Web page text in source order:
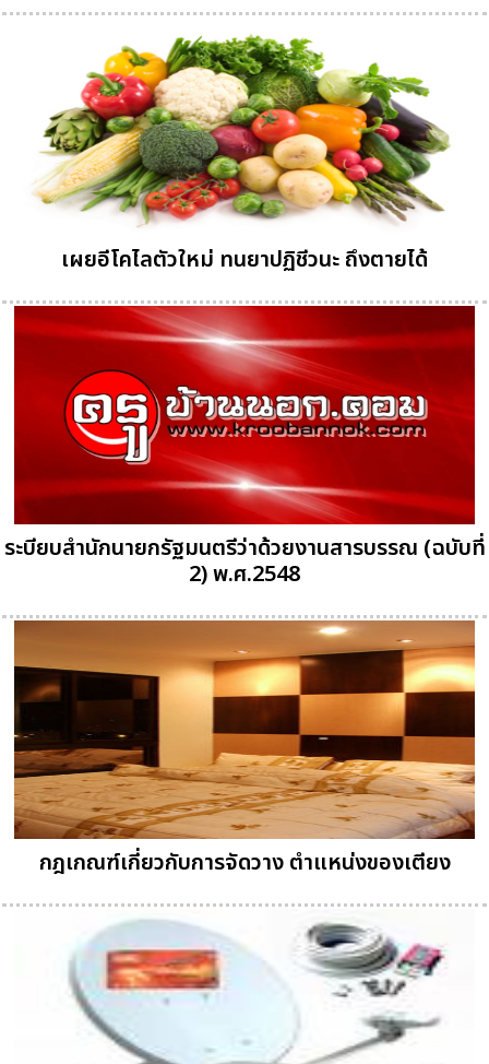
เผยอีโคไลตัวใหม่ ทนยาปฏิชีวนะ ถึงตายได้
ระบียบสำนักนายกรัฐมนตรีว่าด้วยงานสารบรรณ (ฉบับที่
2) พ.ศ.2548
กฎเกณฑ์เกี่ยวกับการจัดวาง ตำแหน่งของเตียง